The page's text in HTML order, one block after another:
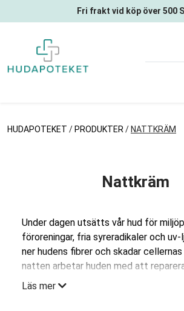
Fri frakt vid köp över 500
HUDAPOTEKET / PRODUKTER / NATTKRÄM
Nattkräm
Under dagen utsätts vår hud för
föroreningar, fria syreradikaler och
ner hudens fibrer och skadar cellernas
natten arbetar huden med att
och att förnya sig. Nattkräm ger ett
Läs mer